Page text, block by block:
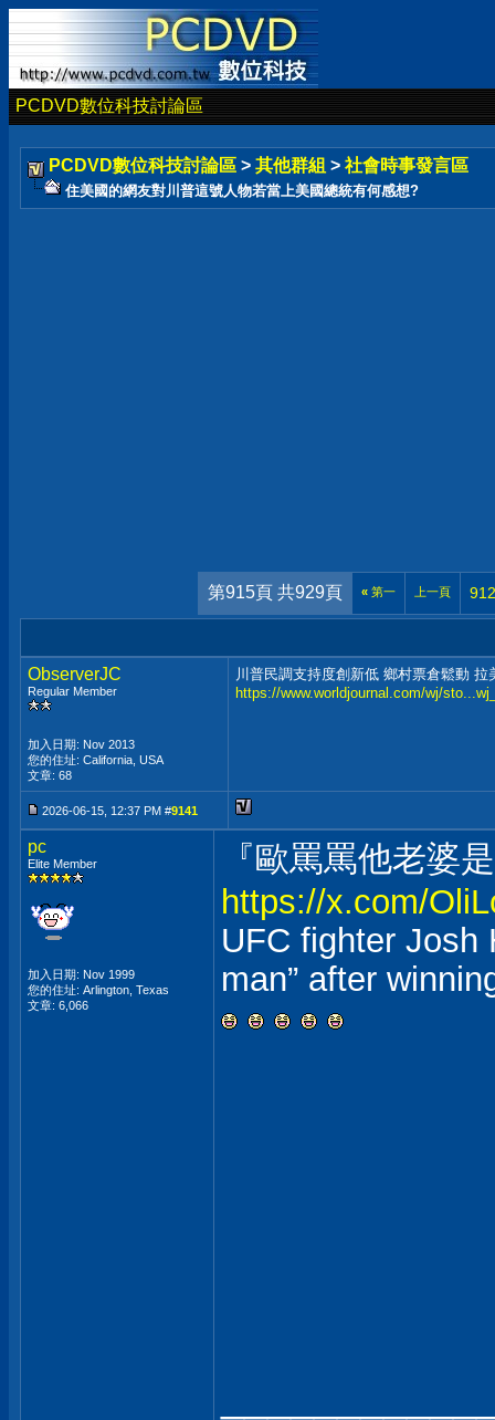
PCDVD數位科技討論區
PCDVD數位科技討論區 > 其他群組 > 社會時事發言區
住美國的網友對川普這號人物若當上美國總統有何感想?
第915頁 共929頁 «第一 上一頁 912
ObserverJC
Regular Member
加入日期: Nov 2013
您的住址: California, USA
文章: 68
川普民調支持度創新低 鄉村票倉鬆動 拉
https://www.worldjournal.com/wj/
2026-06-15, 12:37 PM #9141
pc
Elite Member
加入日期: Nov 1999
您的住址: Arlington, Texas
文章: 6,066
『歐罵罵他老婆
https://x.com/
UFC fighter Josh
man” after